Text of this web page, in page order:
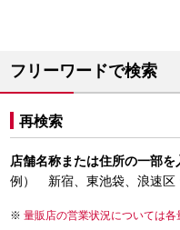
フリーワードで検索
再検索
店舗名称または住所の一部を
例） 新宿、東池袋、浪速区
量販店の営業状況については各